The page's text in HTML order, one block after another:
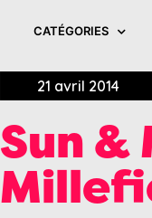
CATÉGORIES
21 avril 2014
Sun